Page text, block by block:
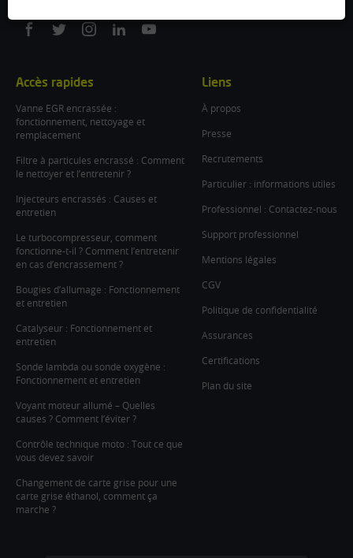
On
On
On
On
On
Accès rapides
Vanne EGR encrassée :
fonctionnement, nettoyage et
remplacement
Filtre à particules encrassé : Comment
le nettoyer et l’entretenir ?
Injecteurs encrassés : Causes et
entretien
Le turbocompresseur, comment
fonctionne-t-il ? Comment l’entretenir
en cas d’encrassement ?
Bougies d’allumage : Fonctionnement
et entretien
Catalyseur : Fonctionnement et
entretien
Sonde lambda ou sonde oxygène :
Fonctionnement et entretien
Voyant moteur allumé – Quelles
causes ? Comment l’éviter ?
Contrôle technique moto : Tout ce que
vous devez savoir
Changement de carte grise pour une
carte grise éthanol, comment ça
marche ?
Liens
À propos
Presse
Recrutements
Particulier : informations utiles
Professionnel : Contactez-nous
Support professionnel
Mentions légales
CGV
Politique de confidentialité
Assurances
Certifications
Plan du site